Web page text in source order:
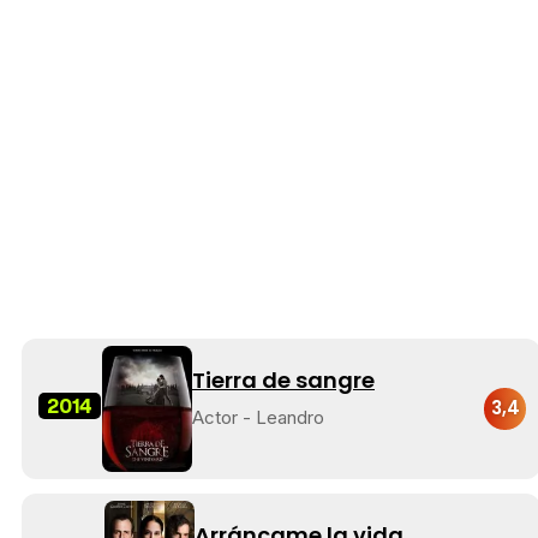
2014
Tierra de sangre
Actor - Leandro 3,4